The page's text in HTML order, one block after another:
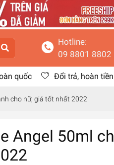
Hotline:
09 8801 8802
quốc Đổi trả, hoàn
cho nữ, giá tốt nhất 2022
Angel 50ml